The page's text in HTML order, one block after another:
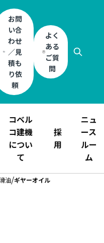
お問
い合
わせ
／見
積も
り依
頼
よく
ある
ご質
問
コベル
コ建機
につい
て
採
用
ニュ
ース
ルー
ム
油/ギヤーオイル